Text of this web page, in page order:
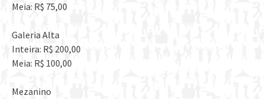
Meia: R$ 75,00
Galeria Alta
Inteira: R$ 200,00
Meia: R$ 100,00
Mezanino